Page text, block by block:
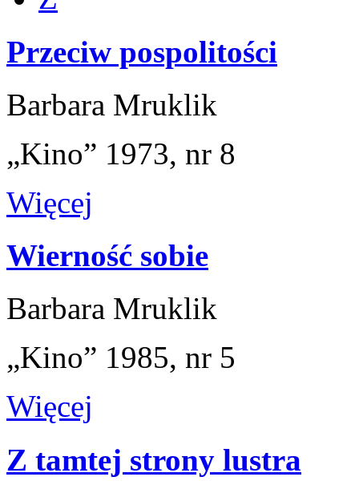
Przeciw pospolitości
Barbara Mruklik
„Kino” 1973, nr 8
Więcej
Wierność sobie
Barbara Mruklik
„Kino” 1985, nr 5
Więcej
Z tamtej strony lustra